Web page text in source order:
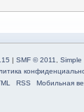
| SMF © 2011
Simple
RSS Мобильная